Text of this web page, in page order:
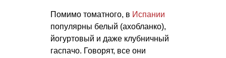
Помимо томатного, в Испании
популярны белый (ахобланко),
йогуртовый и даже клубничный
гаспачо. Говорят, все они